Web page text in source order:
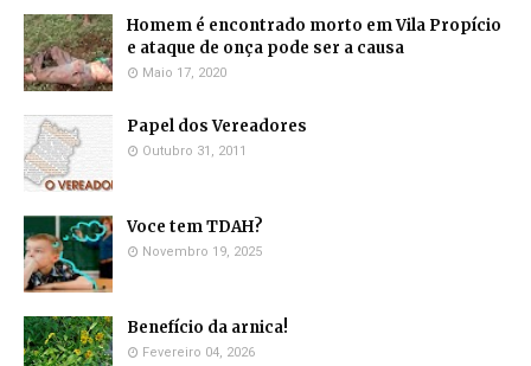
Homem é encontrado morto em Vila Propício
e ataque de onça pode ser a causa
Maio 17, 2020
Papel dos Vereadores
Outubro 31, 2011
Voce tem TDAH?
Novembro 19, 2025
Benefício da arnica!
Fevereiro 04, 2026